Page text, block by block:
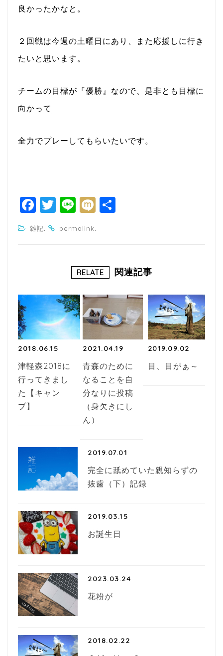
良かったかなと。
２回戦は今週の土曜日にあり、また応援しに行き
たいと思います。
チームの目標が『優勝』なので、是非とも目標に
向かって
全力でプレーしてもらいたいです。
F
a
c
o
k
T
itt
Li
n
e
M
雑記. permalink.
RELATE 関連記事
2018.06.15
津軽森2018に
行ってきまし
た【キャン
プ】
2021.04.19
青森のために
なることを自
分なりに投稿
（身欠きにし
ん）
2019.09.02
目、目がぁ～
2019.07.01
完全に舐めていた親知らずの
抜歯（下）記録
2019.03.15
お誕生日
2023.03.24
花粉が
2018.02.22